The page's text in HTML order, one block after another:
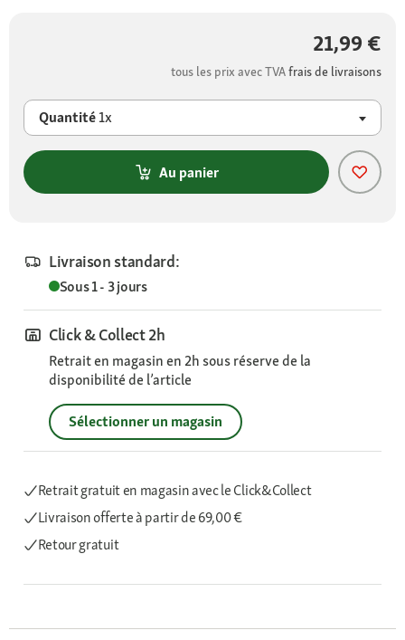
21,99 €
tous les prix avec TVAfrais de livraisons
Quantité1x
Au panier
Livraison standard:
Sous 1 - 3 jours
Click & Collect 2h
Retrait en magasin en 2h sous réserve de la
disponibilité de l’article
Sélectionner un magasin
Retrait gratuit en magasin avec le Click&Collect
Livraison offerteà partir de 69,00 €
Retour gratuit